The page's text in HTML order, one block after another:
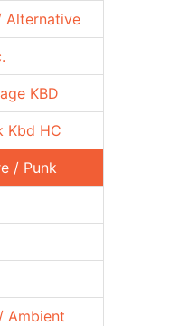
Alternative
KBD
Kbd HC
/ Punk
Ambient